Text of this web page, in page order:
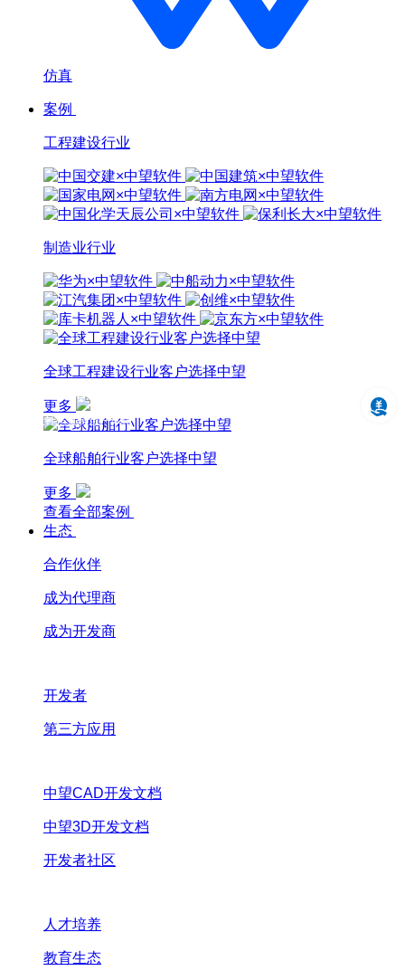
仿真
案例
工程建设行业
制造业行业
全球工程建设行业客户选择中望
更多
全球船舶行业客户选择中望
更多
查看全部案例
生态
合作伙伴
成为代理商
成为开发商
开发者
第三方应用
中望CAD开发文档
中望3D开发文档
开发者社区
人才培养
教育生态
中望3D 2024
设计仿真制造一体化